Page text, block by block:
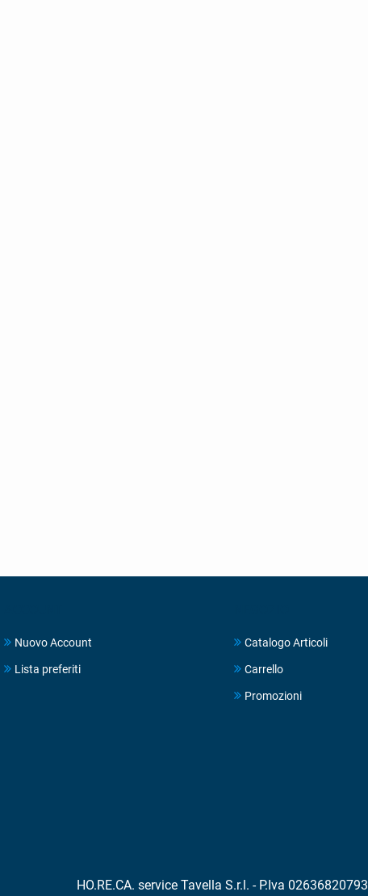
Nuovo Account
Lista preferiti
Catalogo Articoli
Carrello
Promozioni
HO.RE.CA. service Tavella S.r.l. - P.Iva 02636820793